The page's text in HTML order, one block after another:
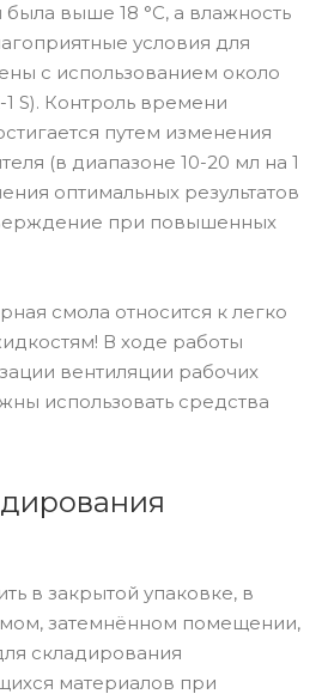
выше 18 °C, а влажность
условия для
с использованием около
S). Контроль времени
путем изменения
(в диапазоне 10-20 мл на 1
оптимальных результатов
при повышенных
смола относится к легко
В ходе работы
вентиляции рабочих
использовать средства
в закрытой упаковке, в
затемнённом помещении,
складирования
материалов при